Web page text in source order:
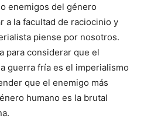
enemigos del género
a la facultad de raciocinio y
piense por nosotros.
para considerar que el
guerra fría es el imperialismo
que el enemigo más
humano es la brutal